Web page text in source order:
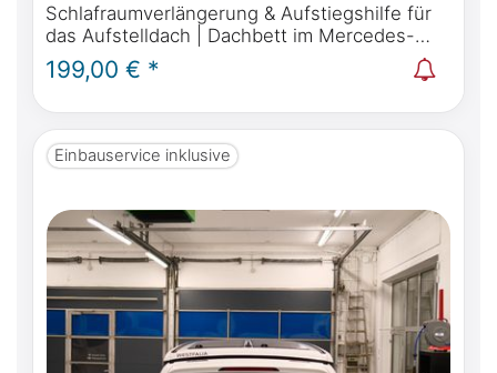
Schlafraumverlängerung & Aufstiegshilfe für
das Aufstelldach | Dachbett im Mercedes-
Benz Marco Polo, Horizon, Activity W447 &
Viano Marco Polo W639
199,00 € *
Einbauservice inklusive